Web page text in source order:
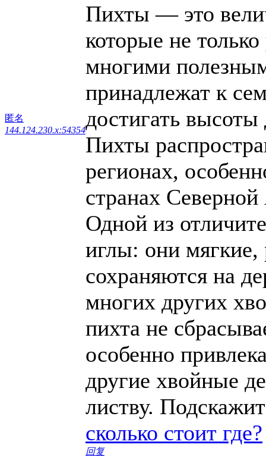
匿名
144.124.230.x:54354
Пихты — это
которые не
многими
принадлежат к
достигать
Пихты
регионах,
странах
Одной из
иглы: они
сохраняются на
многих других
пихта не
особенно
другие хвойные
листву.
сколько стоит где?
回复